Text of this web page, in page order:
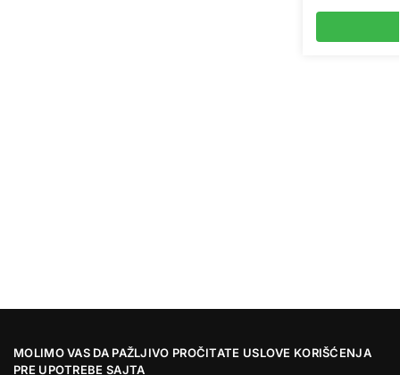
MOLIMO VAS DA PAŽLJIVO PROČITATE USLOVE KORIŠĆENJA
PRE UPOTREBE SAJTA